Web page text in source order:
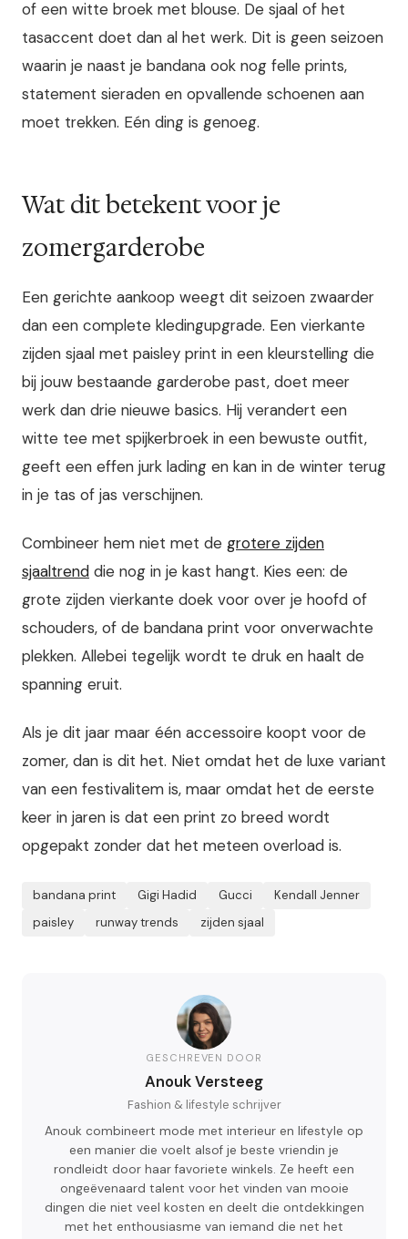
of een witte broek met blouse. De sjaal of het
tasaccent doet dan al het werk. Dit is geen seizoen
waarin je naast je bandana ook nog felle prints,
statement sieraden en opvallende schoenen aan
moet trekken. Eén ding is genoeg.
Wat dit betekent voor je
zomergarderobe
Een gerichte aankoop weegt dit seizoen zwaarder
dan een complete kledingupgrade. Een vierkante
zijden sjaal met paisley print in een kleurstelling die
bij jouw bestaande garderobe past, doet meer
werk dan drie nieuwe basics. Hij verandert een
witte tee met spijkerbroek in een bewuste outfit,
geeft een effen jurk lading en kan in de winter terug
in je tas of jas verschijnen.
Combineer hem niet met de grotere zijden
sjaaltrend die nog in je kast hangt. Kies een: de
grote zijden vierkante doek voor over je hoofd of
schouders, of de bandana print voor onverwachte
plekken. Allebei tegelijk wordt te druk en haalt de
spanning eruit.
Als je dit jaar maar één accessoire koopt voor de
zomer, dan is dit het. Niet omdat het de luxe variant
van een festivalitem is, maar omdat het de eerste
keer in jaren is dat een print zo breed wordt
opgepakt zonder dat het meteen overload is.
bandana print Gigi Hadid Gucci
Kendall Jenner
paisley
runway trends zijden sjaal
GESCHREVEN DOOR
Anouk Versteeg
Fashion & lifestyle schrijver
Anouk combineert mode met interieur en lifestyle op
een manier die voelt alsof je beste vriendin je
rondleidt door haar favoriete winkels. Ze heeft een
ongeëvenaard talent voor het vinden van mooie
dingen die niet veel kosten en deelt die ontdekkingen
met het enthousiasme van iemand die net het